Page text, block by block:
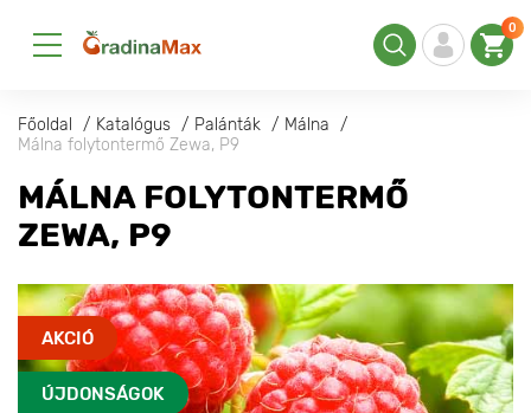
0
Főoldal Katalógus Palánták
Málna
Málna folytontermő Zewa, P9
MÁLNA FOLYTONTERMŐ
ZEWA, P9
AKCIÓ
ÚJDONSÁGOK